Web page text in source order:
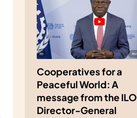
Cooperatives for a
Peaceful World: A
message from the ILO
Director-General